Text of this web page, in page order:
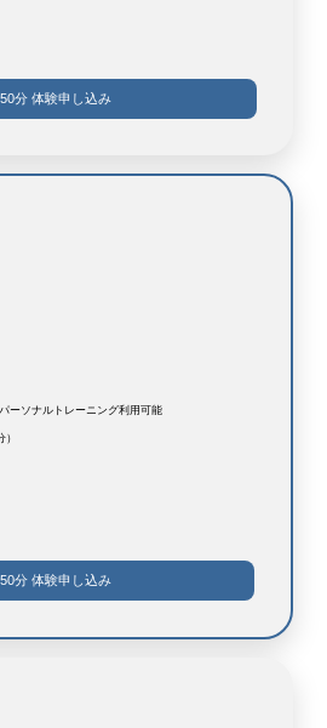
50分 体験申し込み
ーソナルトレーニング利用可能
50分 体験申し込み